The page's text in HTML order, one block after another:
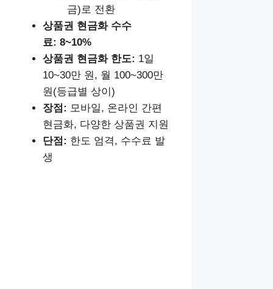
금)로 전환
상품권 현금화 수수
료: 8~10%
상품권 현금화 한도: 1일
10~30만 원, 월 100~300만
원(등급별 상이)
장점: 모바일, 온라인 간편
현금화, 다양한 상품권 지원
단점: 한도 엄격, 수수료 발
생